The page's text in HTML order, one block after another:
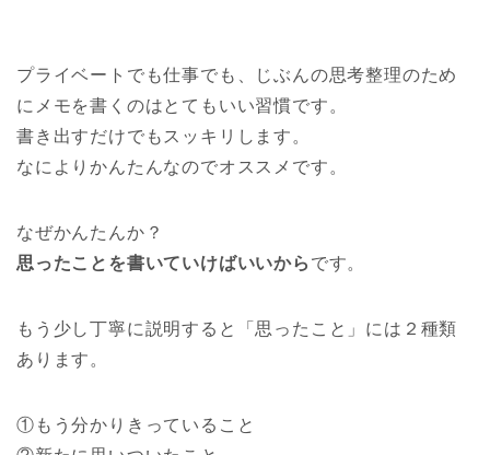
プライベートでも仕事でも、じぶんの思考整理のため
にメモを書くのはとてもいい習慣です。
書き出すだけでもスッキリします。
なによりかんたんなのでオススメです。
なぜかんたんか？
思ったことを書いていけばいいから です。
もう少し丁寧に説明すると「思ったこと」には２種類
あります。
①もう分かりきっていること